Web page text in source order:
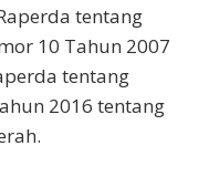
tentang
10 Tahun 2007
tentang
2016 tentang